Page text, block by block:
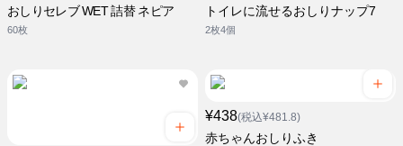
おしりセレブ WET 詰替 ネピア
60枚
トイレに流せるおしりナップ7
2枚4個
¥438(税込¥481.8)
赤ちゃんおしりふき